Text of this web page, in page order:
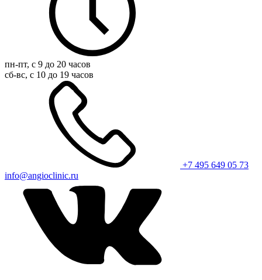
пн-пт, с 9 до 20 часов
сб-вс, с 10 до 19 часов
+7 495 649 05 73
info@angioclinic.ru